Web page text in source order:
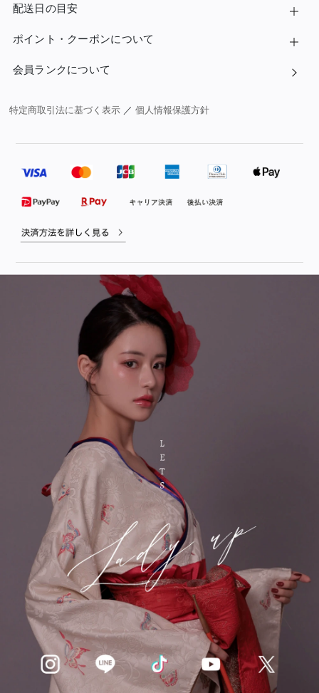
配送日の目安
ポイント・クーポンについて
会員ランクについて
特定商取引法に基づく表示 ／個人情報保護方針